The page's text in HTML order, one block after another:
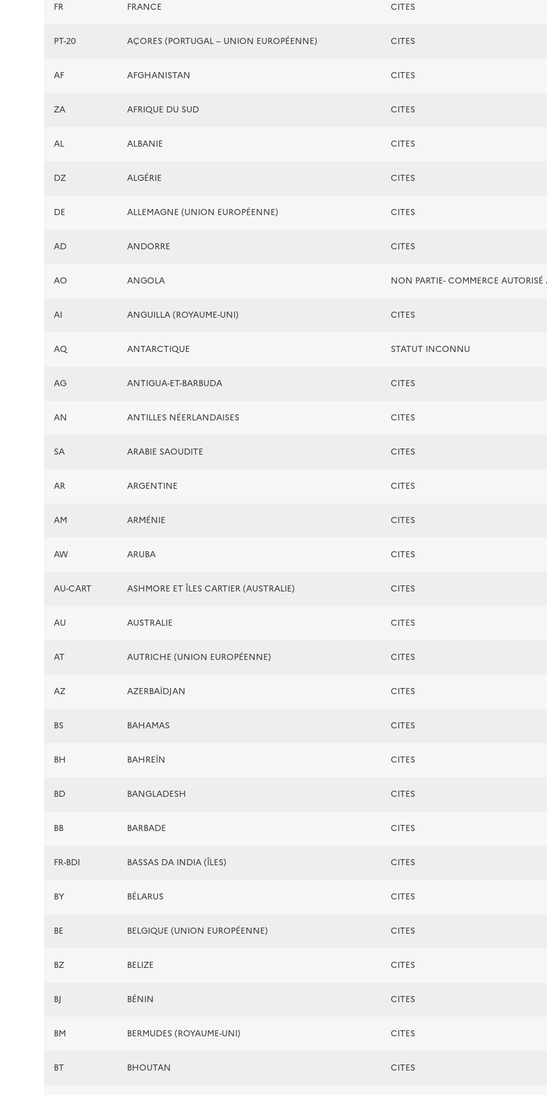
FR FRANCE CITES
PT-20 AÇORES (PORTUGAL – UNION EUROPÉENNE) CITES
AF AFGHANISTAN CITES
ZA AFRIQUE DU SUD CITES
AL ALBANIE CITES
DZ ALGÉRIE CITES
DE ALLEMAGNE (UNION EUROPÉENNE) CITES
AD ANDORRE CITES
AO ANGOLA NON PARTIE- COMMERCE
AI ANGUILLA (ROYAUME-UNI) CITES
AQ ANTARCTIQUE STATUT INCONNU
AG ANTIGUA-ET-BARBUDA CITES
AN ANTILLES NÉERLANDAISES CITES
SA ARABIE SAOUDITE CITES
AR ARGENTINE CITES
AM ARMÉNIE CITES
AW ARUBA CITES
AU-CART ASHMORE ET ÎLES CARTIER (AUSTRALIE) CITES
AU AUSTRALIE CITES
AT AUTRICHE (UNION EUROPÉENNE) CITES
AZ AZERBAÏDJAN CITES
BS BAHAMAS CITES
BH BAHREÏN CITES
BD BANGLADESH CITES
BB BARBADE CITES
FR-BDI BASSAS DA INDIA (ÎLES) CITES
BY BÉLARUS CITES
BE BELGIQUE (UNION EUROPÉENNE) CITES
BZ BELIZE CITES
BJ BÉNIN CITES
BM BERMUDES (ROYAUME-UNI) CITES
BT BHOUTAN CITES